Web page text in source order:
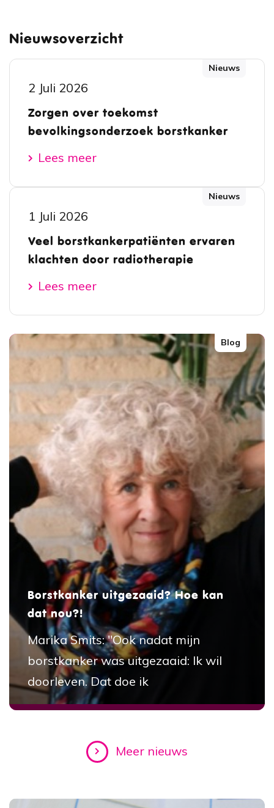
Nieuwsoverzicht
Nieuws
2 Juli 2026
Zorgen over toekomst
bevolkingsonderzoek borstkanker
Lees meer
Nieuws
1 Juli 2026
Veel borstkankerpatiënten ervaren
klachten door radiotherapie
Lees meer
Blog
Borstkanker uitgezaaid? Hoe kan
dat nou?!
Marika Smits: "Ook nadat mijn
borstkanker was uitgezaaid: Ik wil
doorleven. Dat doe ik
Meer nieuws